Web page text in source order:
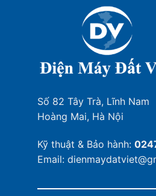
Số 82 Tây Trà, Lĩnh Nam
Hoàng Mai, Hà Nội
Kỹ thuật & Bảo hành:
Email: